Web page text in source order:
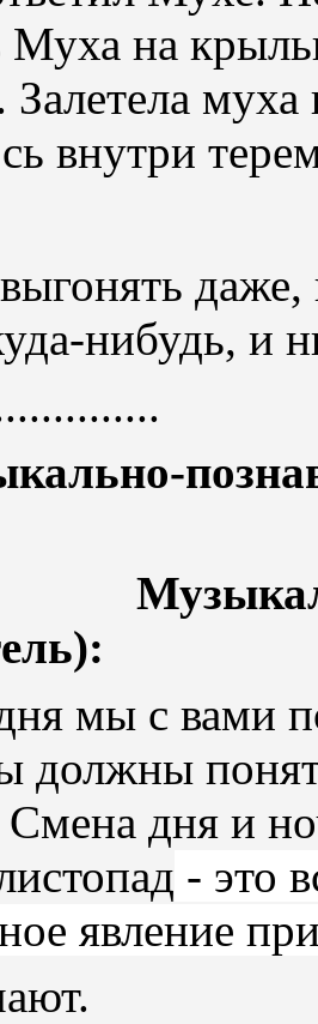
на
Залетела
внутри
нибудь, и
мы с вами
должны
дня и
- это
явление